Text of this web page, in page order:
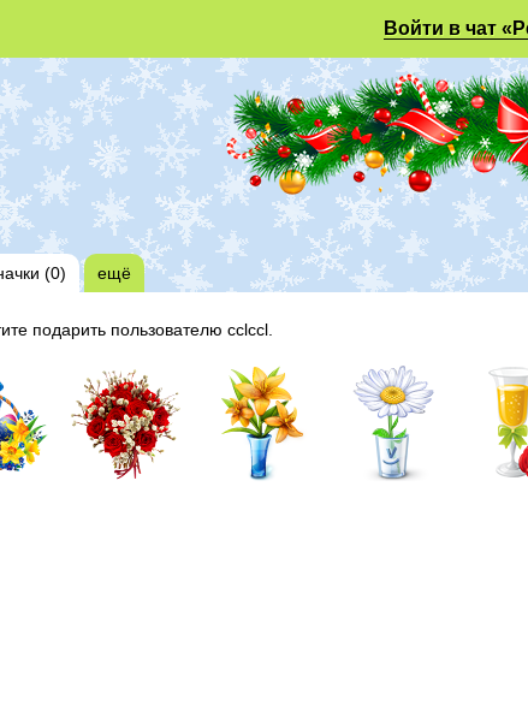
Войти в чат
(0) ещё
подарить пользователю cclccl.